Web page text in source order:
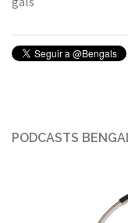
PODCASTS